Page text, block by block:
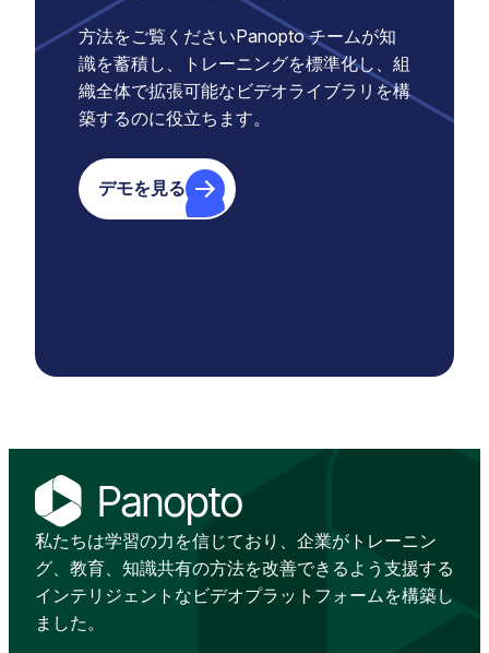
方法をご覧くださいPanopto チームが知
識を蓄積し、トレーニングを標準化し、組
織全体で拡張可能なビデオライブラリを構
築するのに役立ちます。
デモを見る
私たちは学習の力を信じており、企業がトレーニン
グ、教育、知識共有の方法を改善できるよう支援する
インテリジェントなビデオプラットフォームを構築し
ました。